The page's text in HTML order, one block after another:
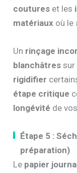
coutures et les
matériaux où le
Un rinçage
blanchâtres sur
rigidifier
étape critique
longévité de vos
Étape 5 :
préparation)
Le papier